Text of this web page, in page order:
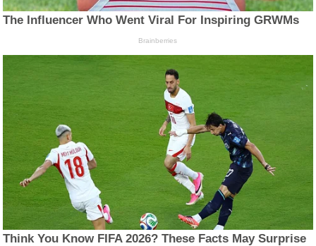
The Influencer Who Went Viral For Inspiring GRWMs
Brainberries
Think You Know FIFA 2026? These Facts May Surprise